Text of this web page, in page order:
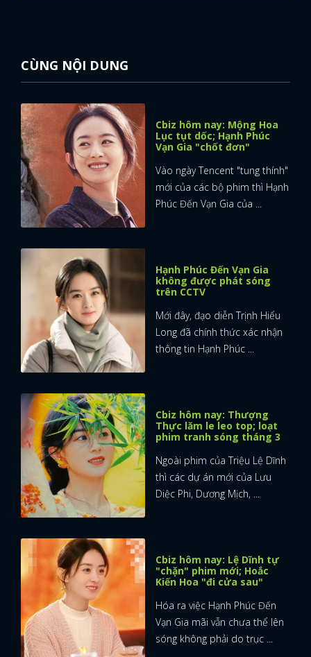
x
ĐĂNG NHẬP
FACEBOOK
CÙNG NỘI DUNG
Cbiz hôm nay: Mộng Hoa
Lục tụt dốc; Hạnh Phúc
Vạn Gia "chốt đơn"
Vào ngày Tencent "tung thính"
mới của các bộ phim thì Hạnh
Phúc Đến Vạn Gia của ...
Hạnh Phúc Đến Vạn Gia
không được phát sóng
trên CCTV
Mới đây, đạo diễn Trịnh Hiểu
Long đã chính thức xác nhận
thông tin Hạnh Phúc ...
Cbiz hôm nay: Thượng
Thực lăm le leo top; loạt
phim tranh sóng tháng 3
Ngoài phim của Triệu Lệ Dĩnh
thì các dự án mới của Lưu
Diệc Phi, Dương Mịch, ...
Cbiz hôm nay: Lệ Dĩnh tự
"chặn" phim mới; Hoắc
Kiến Hoa "đi cửa sau"
Hóa ra việc Hạnh Phúc Đến
Vạn Gia mãi vẫn chưa thể lên
sóng không phải do trục ...